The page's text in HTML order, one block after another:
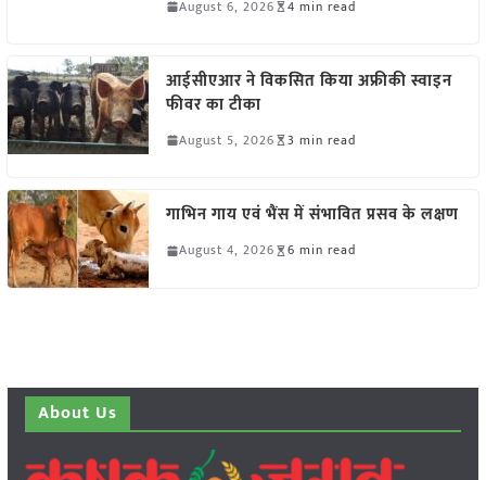
August 6, 2026 4 min read
आईसीएआर ने विकसित किया अफ्रीकी स्वाइन
फीवर का टीका
August 5, 2026 3 min read
गाभिन गाय एवं भैंस में संभावित प्रसव के लक्षण
August 4, 2026 6 min read
About Us